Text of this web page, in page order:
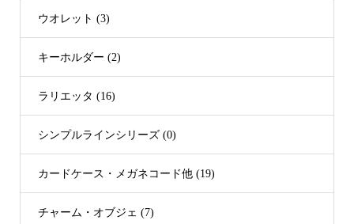
ウオレット (3)
キーホルダー (2)
ラリエッタ (16)
シンプルラインシリーズ (0)
カードケース・メガネコード他 (19)
チャーム・オブジェ (7)